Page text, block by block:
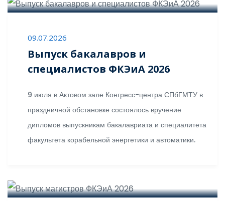
09.07.2026
Выпуск бакалавров и
специалистов ФКЭиА 2026
9 июля в Актовом зале Конгресс-центра СПбГМТУ в
праздничной обстановке состоялось вручение
дипломов выпускникам бакалавриата и специалитета
факультета корабельной энергетики и автоматики.